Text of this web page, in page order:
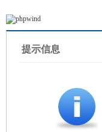
提示信息